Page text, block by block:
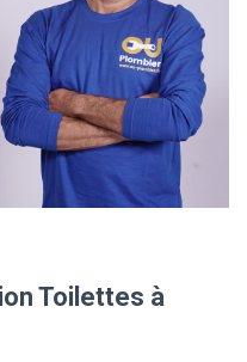
Toilettes à